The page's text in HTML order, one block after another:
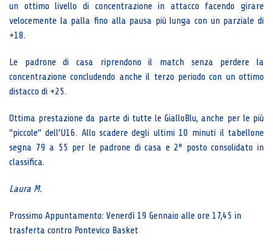
un ottimo livello di concentrazione in attacco facendo girare
velocemente la palla fino alla pausa più lunga con un parziale di
+18.
Le padrone di casa riprendono il match senza perdere la
concentrazione concludendo anche il terzo periodo con un ottimo
distacco di +25.
Ottima prestazione da parte di tutte le GialloBlu, anche per le più
“piccole” dell’U16. Allo scadere degli ultimi 10 minuti il tabellone
segna 79 a 55 per le padrone di casa e 2° posto consolidato in
classifica.
Laura M.
Prossimo Appuntamento: Venerdì 19 Gennaio alle ore 17,45 in
trasferta contro Pontevico Basket